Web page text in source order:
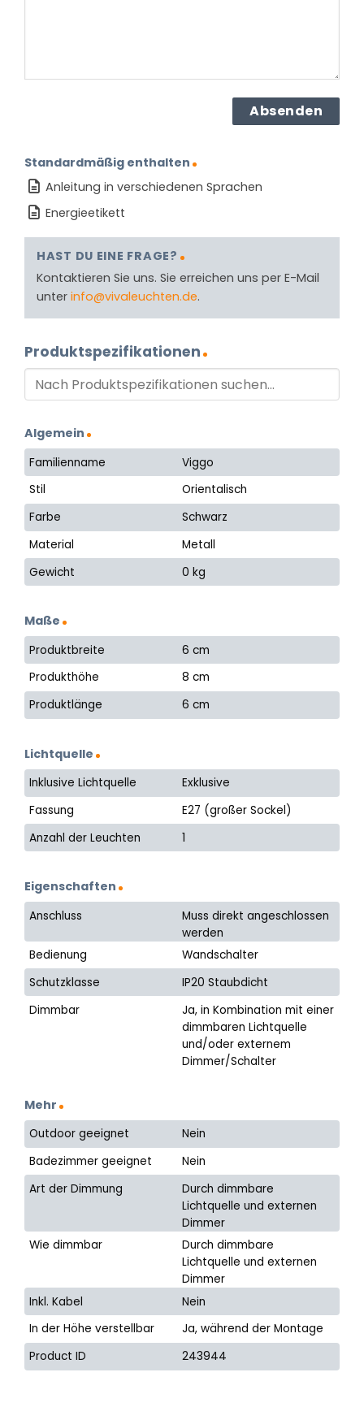
Standardmäßig enthalten
Anleitung in verschiedenen Sprachen
Energieetikett
HAST DU EINE FRAGE?
Kontaktieren Sie uns. Sie erreichen uns per E-Mail
unter info@vivaleuchten.de.
Produktspezifikationen
Algemein
Familienname
Viggo
Stil
Orientalisch
Farbe
Schwarz
Material
Metall
Gewicht
0 kg
Maße
Produktbreite
6 cm
Produkthöhe
8 cm
Produktlänge
6 cm
Lichtquelle
Inklusive Lichtquelle
Exklusive
Fassung
E27 (großer Sockel)
Anzahl der Leuchten
1
Eigenschaften
Anschluss
Muss direkt angeschlossen
werden
Bedienung
Wandschalter
Schutzklasse
IP20 Staubdicht
Dimmbar
Ja, in Kombination mit einer
dimmbaren Lichtquelle
und/oder externem
Dimmer/Schalter
Mehr
Outdoor geeignet
Nein
Badezimmer geeignet
Nein
Art der Dimmung
Durch dimmbare
Lichtquelle und externen
Dimmer
Wie dimmbar
Durch dimmbare
Lichtquelle und externen
Dimmer
Inkl. Kabel
Nein
In der Höhe verstellbar
Ja, während der Montage
Product ID
243944